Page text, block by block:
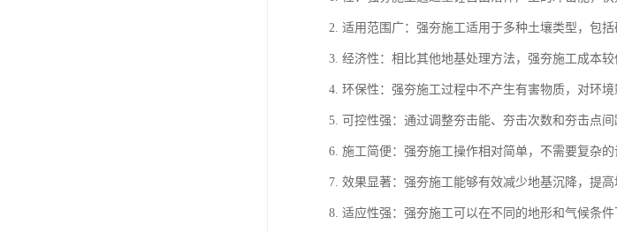
2. 适用范围广：强夯施工适用于多种土壤类型，包
3. 经济性：相比其他地基处理方法，强夯施工成本
4. 环保性：强夯施工过程中不产生有害物质，对环境
5. 可控性强：通过调整夯击能、夯击次数和夯击点
6. 施工简便：强夯施工操作相对简单，不需要复杂的
7. 效果显著：强夯施工能够有效减少地基沉降，提
8. 适应性强：强夯施工可以在不同的地形和气候条件